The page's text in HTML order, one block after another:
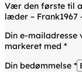
Vær den første til
læder – Frank1967
Din e-mailadresse
markeret med *
Din bedømmelse *